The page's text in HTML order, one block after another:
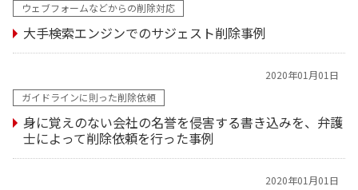
ウェブフォームなどからの削除対応
大手検索エンジンでのサジェスト削除事例
2020年01月01日
ガイドラインに則った削除依頼
身に覚えのない会社の名誉を侵害する書き込みを、弁護
士によって削除依頼を行った事例
2020年01月01日